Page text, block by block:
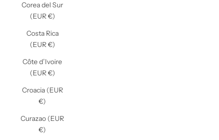
Corea del Sur
(EUR €)
Costa Rica
(EUR €)
Côte d’Ivoire
(EUR €)
Croacia (EUR
€)
Curazao (EUR
€)